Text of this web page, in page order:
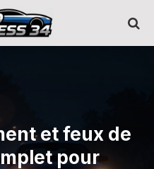
et feux de
pour